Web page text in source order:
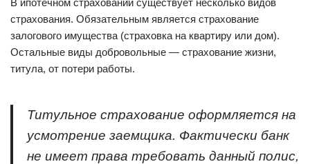
В ипотечном страховании существует несколько видов
страхования. Обязательным является страхование
залогового имущества (страховка на квартиру или дом).
Остальные виды добровольные — страхование жизни,
титула, от потери работы.
Титульное страхование оформляется на
усмотрение заемщика. Фактически банк
не имеет права требовать данный полис,